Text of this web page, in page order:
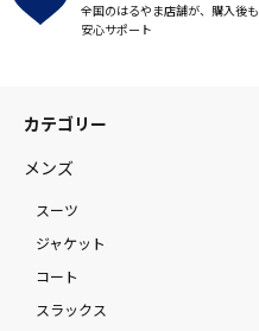
全国のはるやま店舗が、購入後も
安心サポート
カテゴリー
メンズ
スーツ
ジャケット
コート
スラックス